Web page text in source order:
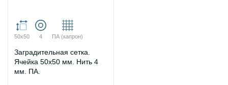
50х50 4 ПА (капрон)
Заградительная сетка.
Ячейка 50х50 мм. Нить 4
мм. ПА.